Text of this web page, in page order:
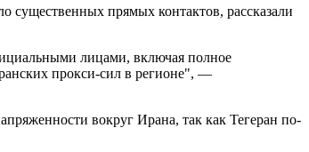
существенных прямых контактов, рассказали
лицами, включая полное
прокси-сил в регионе", —
вокруг Ирана, так как Тегеран по-